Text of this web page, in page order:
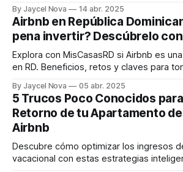
By Jaycel Nova 14 abr. 2025
Airbnb en República
pena invertir? Descúbrelo con
Explora con MisCasasRD si Airbnb es
en RD. Beneficios, retos y claves para
By Jaycel Nova 05 abr. 2025
5 Trucos Poco Conocidos
Retorno de tu Apartamento de
Airbnb
Descubre cómo optimizar los ingresos
vacacional con estas estrategias